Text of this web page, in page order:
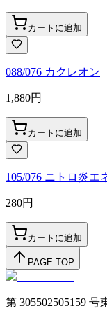
カートに追加
088/076 カクレオン
1,880円
カートに追加
105/076 ニトロ炎エ
280円
カートに追加
PAGE TOP
第 305502505159